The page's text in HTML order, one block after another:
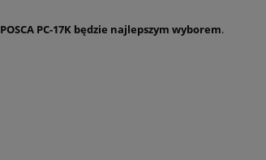
POSCA PC-17K będzie najlepszym wyborem.